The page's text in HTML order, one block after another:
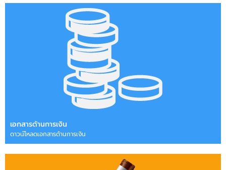
เอกสารด้านการเงิน
ดาวน์โหลดเอกสารด้านการเงิน